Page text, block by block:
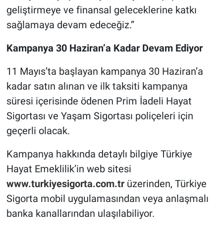
geliştirmeye ve finansal geleceklerine katkı
sağlamaya devam edeceğiz.”
Kampanya 30 Haziran’a Kadar Devam Ediyor
11 Mayıs’ta başlayan kampanya 30 Haziran’a
kadar satın alınan ve ilk taksiti kampanya
süresi içerisinde ödenen Prim İadeli Hayat
Sigortası ve Yaşam Sigortası poliçeleri için
geçerli olacak.
Kampanya hakkında detaylı bilgiye Türkiye
Hayat Emeklilik’in web sitesi
www.turkiyesigorta.com.trüzerinden, Türkiye
Sigorta mobil uygulamasından veya anlaşmalı
banka kanallarından ulaşılabiliyor.